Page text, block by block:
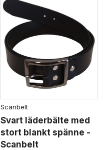
Scanbelt
Svart läderbälte med
stort blankt spänne -
Scanbelt